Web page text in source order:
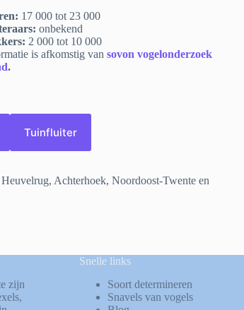
17 000 tot 23 000
onbekend
2 000 tot 10 000
is afkomstig van sovon vogelonderzoek
.
Tuinfluiter
Achterhoek, Noordoost-Twente en
zijn
,
Snelle links
Soort determineren
Snavels van vogels